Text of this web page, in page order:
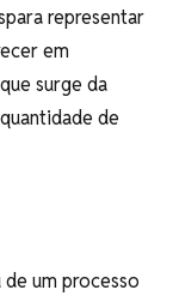
representar
em
surge da
de
um processo